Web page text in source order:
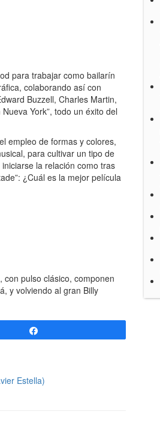
para trabajar como bailarín
colaborando así con
Buzzell, Charles Martin,
York”, todo un éxito del
empleo de formas y colores,
para cultivar un tipo de
la relación como tras
¿Cuál es la mejor película
pulso clásico, componen
y volviendo al gran Billy
Estella)